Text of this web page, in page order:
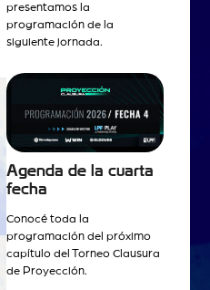
presentamos la
programación de la
siguiente jornada.
Agenda de la cuarta
fecha
Conocé toda la
programación del próximo
capítulo del Torneo Clausura
de Proyección.